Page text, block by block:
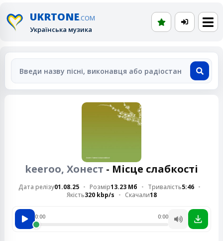
UKRTONE.COM
Українська музика
keeroo, Хонест - Місце слабкості
Дата релізу01.08.25 Розмір13.23 Мб Тривалість5:46
Якість320 kbp/s Скачали18
0:00 0:00